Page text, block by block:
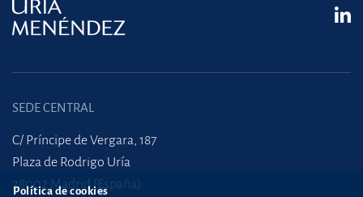
SEDE CENTRAL
C/ Príncipe de Vergara, 187
Plaza de Rodrigo Uría
28002 Madrid (España)
Política de cookies